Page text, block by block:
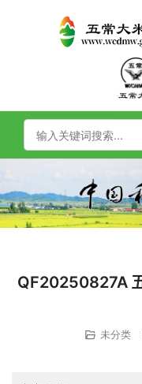
QF20250827A
未分类